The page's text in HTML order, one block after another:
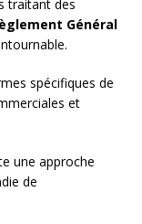
traitant des
Général
spécifiques de
et
une approche
de